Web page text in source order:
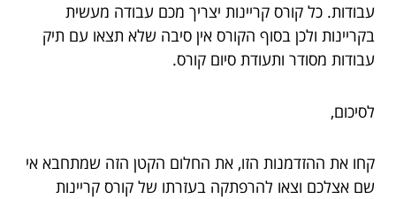
עבודות. כל קורס קריינות יצריך מכם עבודה מעשית
בקריינות ולכן בסוף הקורס אין סיבה שלא תצאו עם תיק
עבודות מסודר ותעודת סיום קורס.
לסיכום,
קחו את ההזדמנות הזו, את החלום הקטן הזה שמתחבא אי
שם אצלכם וצאו להרפתקה בעזרתו של קורס קריינות